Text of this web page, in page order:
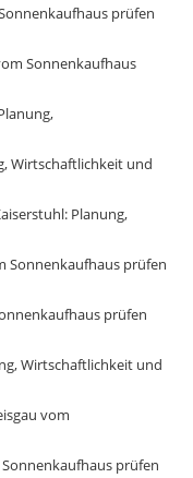
prüfen
Sonnenkaufhaus
Wirtschaftlichkeit und
Planung,
Sonnenkaufhaus prüfen
prüfen
Wirtschaftlichkeit und
vom
prüfen